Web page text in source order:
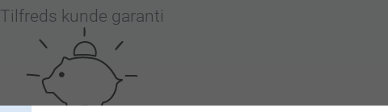
Tilfreds kunde garanti